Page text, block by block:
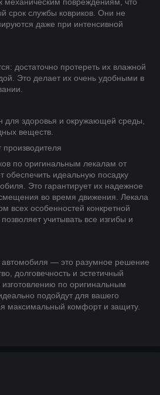
срок службы ковриков. Они не
даже при интенсивной
достаточно протереть их влажной
Это делает их очень удобными в
для здоровья и окружающей среды,
веществ.
по оригинальным лекалам от
обеспечить идеальную посадку
Это гарантирует их надежное
во время движения. Лекала
всех особенностей конкретной
учитывать все изгибы и
автомобиля — это разумное решение
долговечность и эстетичный
по оригинальным
подойдут для вашего
максимальный комфорт и защиту.